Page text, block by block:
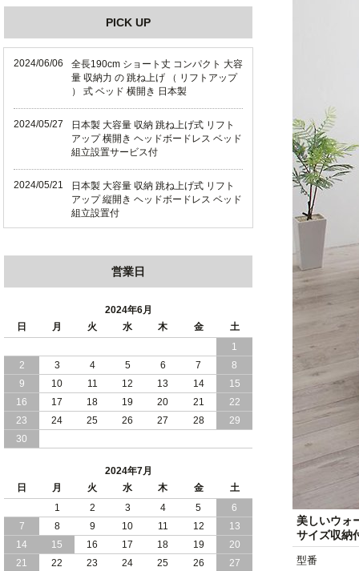
美しいウォ
サイズ収納
型番
PICK UP
2024/06/06
全長190cm ショート丈 コンパクト 大容
量 収納力 の 跳ね上げ （ リフトアップ
） 式 ベッド 横開き 日本製
2024/05/27
日本製 大容量 収納 跳ね上げ式 リフト
アップ 横開き ヘッドボードレス ベッド
組立設置サービス付
2024/05/21
日本製 大容量 収納 跳ね上げ式 リフト
アップ 縦開き ヘッドボードレス ベッド
組立設置付
ド 組立設置 付き
日本製 収納 跳ね上げ式 リフトアップ
ベッド 縦開き ヘッドボード 組立設置サ
ービス付き
2024/04/23
すのこ の 床板 簡単 軽い コンパクトな
大容量 収納 跳ね上げ式 ベッド
2024/03/28
おすすめ クイーン キング ワイドキング
サイズ で 通気性ある すのこ仕様 大容
畳 仕様 で 敷き布団 が使える 引き出し
収納 付き 大容量 チェスト ベッド 日本
製 ヘッドボードなし
2024/02/23
畳 の 床面 で 敷き布団 で 寝られる 引き
出し 収納庫 付 大容量 チェスト ベッド
日本製
営業日
2024年6月
日
月 火 水 木 金
土
1
2
3 4 5 6 7
8
9
10 11 12 13 14
15
16
17 18 19 20 21
22
23
24 25 26 27 28
29
30
2024年7月
日
月 火 水 木 金
土
1
2 3 4 5
6
7
8 9 10 11 12
13
14
15 16 17 18 19
20
21
22 23 24 25 26
27